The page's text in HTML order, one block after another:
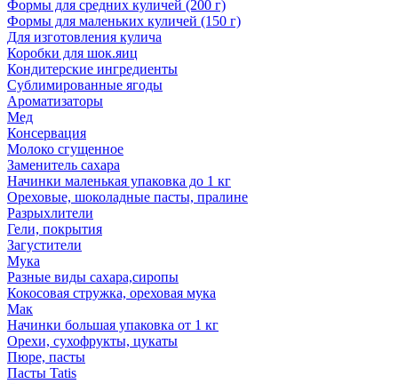
Формы для средних куличей (200 г)
Формы для маленьких куличей (150 г)
Для изготовления кулича
Коробки для шок.яиц
Кондитерские ингредиенты
Сублимированные ягоды
Ароматизаторы
Мед
Консервация
Молоко сгущенное
Заменитель сахара
Начинки маленькая упаковка до 1 кг
Ореховые, шоколадные пасты, пралине
Разрыхлители
Гели, покрытия
Загустители
Мука
Разные виды сахара,сиропы
Кокосовая стружка, ореховая мука
Мак
Начинки большая упаковка от 1 кг
Орехи, сухофрукты, цукаты
Пюре, пасты
Пасты Tatis